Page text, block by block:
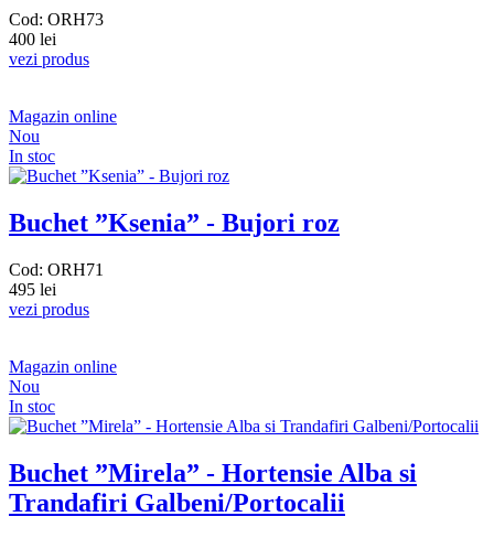
Cod: ORH73
400 lei
vezi produs
Magazin online
Nou
In stoc
Buchet ”Ksenia” - Bujori roz
Cod: ORH71
495 lei
vezi produs
Magazin online
Nou
In stoc
Buchet ”Mirela” - Hortensie Alba si
Trandafiri Galbeni/Portocalii